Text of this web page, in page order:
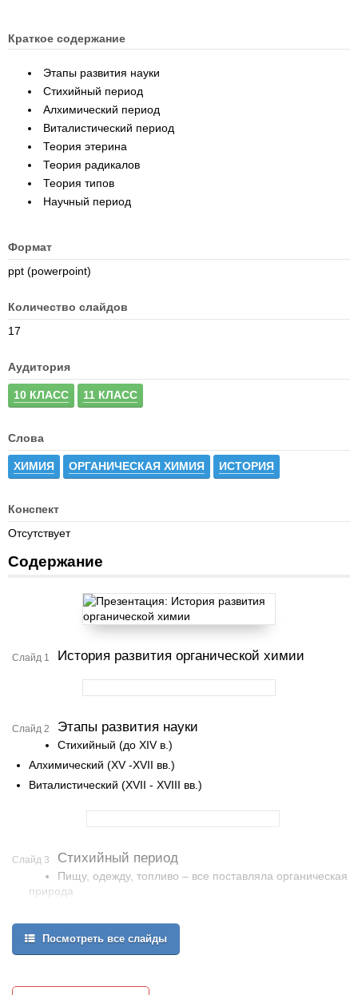
Краткое содержание
Этапы развития науки
Стихийный период
Алхимический период
Виталистический период
Теория этерина
Теория радикалов
Теория типов
Научный период
Формат
ppt (powerpoint)
Количество слайдов
17
Аудитория
10 КЛАСС 11 КЛАСС
Слова
ХИМИЯ ОРГАНИЧЕСКАЯ ХИМИЯ ИСТОРИЯ
Конспект
Отсутствует
Содержание
Слайд 1 История развития органической химии
Слайд 2 Этапы развития науки
Стихийный (до XIV в.)
Алхимический (XV -XVII вв.)
Виталистический (XVII - XVIII вв.)
Слайд 3 Стихийный период
Пищу, одежду, топливо – все поставляла органическая
природа
Посмотреть все слайды